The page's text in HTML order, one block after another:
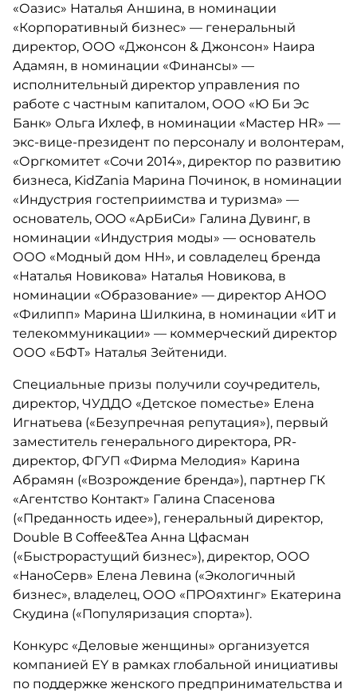
«Оазис» Наталья Аншина, в номинации
«Корпоративный бизнес» — генеральный
директор, ООО «Джонсон & Джонсон» Наира
Адамян, в номинации «Финансы» —
исполнительный директор управления по
работе с частным капиталом, ООО «Ю Би Эс
Банк» Ольга Ихлеф, в номинации «Мастер HR» —
экс-вице-президент по персоналу и волонтерам,
«Оргкомитет «Сочи 2014», директор по развитию
бизнеса, KidZania Марина Починок, в номинации
«Индустрия гостеприимства и туризма» —
основатель, OOO «АрБиСи» Галина Дувинг, в
номинации «Индустрия моды» — основатель
ООО «Модный дом НН», и совладелец бренда
«Наталья Новикова» Наталья Новикова, в
номинации «Образование» — директор АНОО
«Филипп» Марина Шилкина, в номинации «ИТ и
телекоммуникации» — коммерческий директор
ООО «БФТ» Наталья Зейтениди.
Специальные призы получили соучредитель,
директор, ЧУДДО «Детское поместье» Елена
Игнатьева («Безупречная репутация»), первый
заместитель генерального директора, PR-
директор, ФГУП «Фирма Мелодия» Карина
Абрамян («Возрождение бренда»), партнер ГК
«Агентство Контакт» Галина Спасенова
(«Преданность идее»), генеральный директор,
Double B Coffee&Tea Анна Цфасман
(«Быстрорастущий бизнес»), директор, ООО
«НаноСерв» Елена Левина («Экологичный
бизнес», владелец, ООО «ПРОяхтинг» Екатерина
Скудина («Популяризация спорта»).
Конкурс «Деловые женщины» организуется
компанией EY в рамках глобальной инициативы
по поддержке женского предпринимательства и